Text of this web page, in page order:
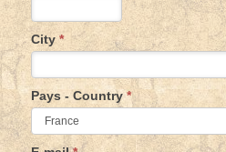
City*
Pays - Country*